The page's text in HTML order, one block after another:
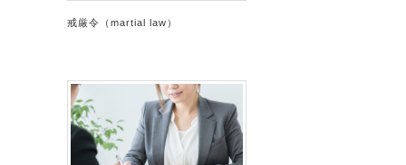
戒厳令（martial law）